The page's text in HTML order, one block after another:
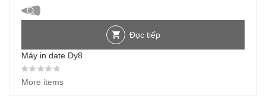
Đọc tiếp
Máy in date Dy8
More items